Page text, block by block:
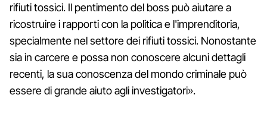
rifiuti tossici. Il pentimento del boss può aiutare a
ricostruire i rapporti con la politica e l'imprenditoria,
specialmente nel settore dei rifiuti tossici. Nonostante
sia in carcere e possa non conoscere alcuni dettagli
recenti, la sua conoscenza del mondo criminale può
essere di grande aiuto agli investigatori».